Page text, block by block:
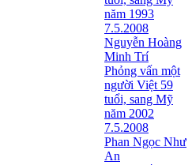
năm 1993
7.5.2008
Nguyễn Hoàng
Minh Trí
Phỏng vấn một
người Việt 59
tuổi, sang Mỹ
năm 2002
7.5.2008
Phan Ngọc Như
An